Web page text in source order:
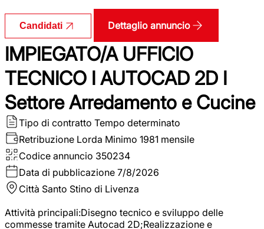
Candidati Dettaglio annuncio
IMPIEGATO/A UFFICIO
TECNICO I AUTOCAD 2D I
Settore Arredamento e Cucine
Tipo di contratto Tempo determinato
Retribuzione Lorda Minimo 1981 mensile
Codice annuncio 350234
Data di pubblicazione 7/8/2026
Città Santo Stino di Livenza
Attività principali:Disegno tecnico e sviluppo delle
commesse tramite Autocad 2D;Realizzazione e